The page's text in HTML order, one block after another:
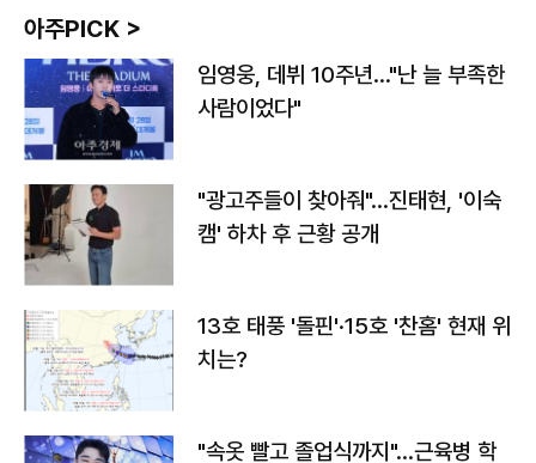
아주PICK >
임영웅, 데뷔 10주년…"난 늘 부족한
사람이었다"
"광고주들이 찾아줘"…진태현, '이숙
캠' 하차 후 근황 공개
13호 태풍 '돌핀'·15호 '찬홈' 현재 위
치는?
"속옷 빨고 졸업식까지"…근육병 학